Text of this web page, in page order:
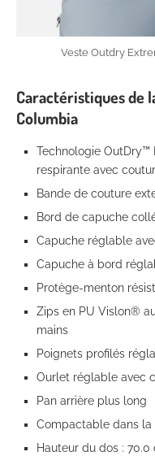
Veste Outdry
Caractéristiques de
Columbia
Technologie OutDry™
respirante avec
Bande de couture
Bord de capuche
Capuche réglable
Capuche à bord
Protège-menton
Zips en PU Vislon®
mains
Poignets profilés
Ourlet réglable avec
Pan arrière plus long
Compactable dans la
Hauteur du dos : 70.0